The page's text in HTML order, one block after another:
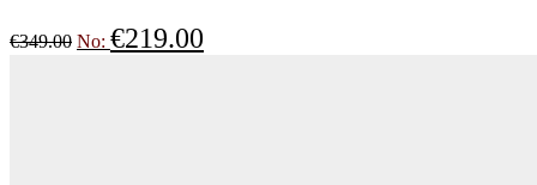
€349.00 No: €219.00